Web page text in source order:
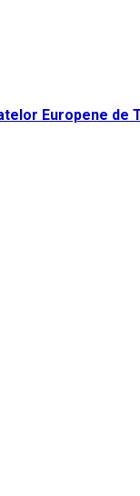
Europene de